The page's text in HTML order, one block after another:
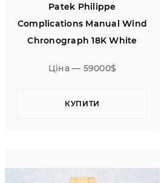
Patek Philippe
Complications Manual Wind
Chronograph 18K White
Ціна — 59000$
КУПИТИ